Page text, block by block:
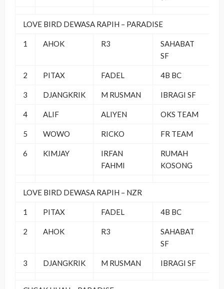
LOVE BIRD DEWASA RAPIH – PARADISE
1 AHOK R3
SAHABAT
SF
2 PITAX FADEL 4B BC
3 DJANGKRIK M RUSMAN IBRAGI SF
4 ALIF ALIYEN OKS TEAM
5 WOWO RICKO FR TEAM
6 KIMJAY
IRFAN
FAHMI
RUMAH
KOSONG
LOVE BIRD DEWASA RAPIH – NZR
1 PITAX FADEL 4B BC
2 AHOK R3
SAHABAT
SF
3 DJANGKRIK M RUSMAN IBRAGI SF